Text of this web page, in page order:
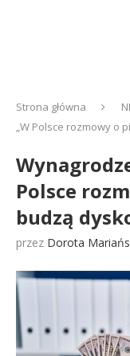
Strona główna
„W Polsce rozmowy o
Polsce
budzą
przez Dorota